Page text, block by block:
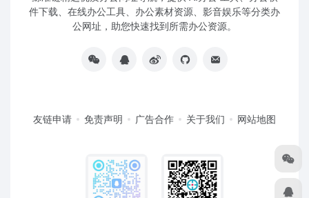
件下载、在线办公工具、办公素材资源、影音娱乐等分类办
公网址，助您快速找到所需办公资源。
友链申请 免责声明 广告合作 关于我们 网站地图